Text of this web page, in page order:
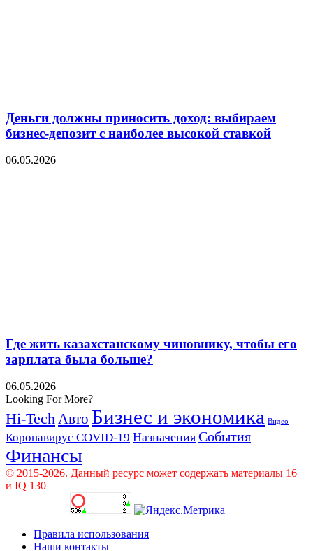
Деньги должны приносить доход: выбираем
бизнес-депозит с наиболее высокой ставкой
06.05.2026
Где жить казахстанскому чиновнику, чтобы его
зарплата была больше?
06.05.2026
Looking For More?
Hi-Tech Авто Бизнес и экономика Видео
Коронавирус COVID-19 Назначения События
Финансы
© 2015-2026. Данный ресурс может содержать материалы 16+
и IQ 130
Правила использования
Наши контакты